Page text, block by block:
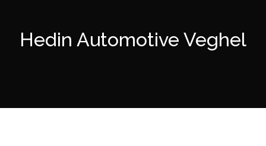
Hedin Automotive Veghel